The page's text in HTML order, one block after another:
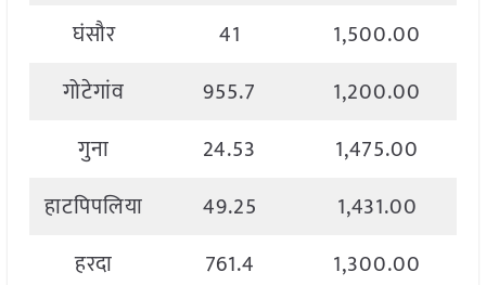
घंसौर
41
1,500.00
गोटेगांव
955.7
1,200.00
गुना
24.53
1,475.00
हाटपिपलिया
49.25
1,431.00
हरदा
761.4
1,300.00